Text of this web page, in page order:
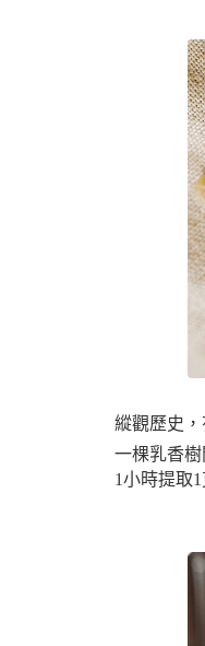
縱觀歷史，
一棵乳香
1小時提取